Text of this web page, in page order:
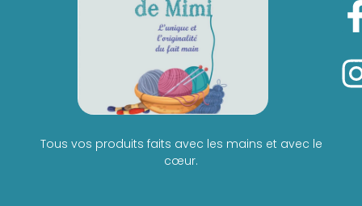
Tous vos produits faits avec les mains et avec le
cœur.